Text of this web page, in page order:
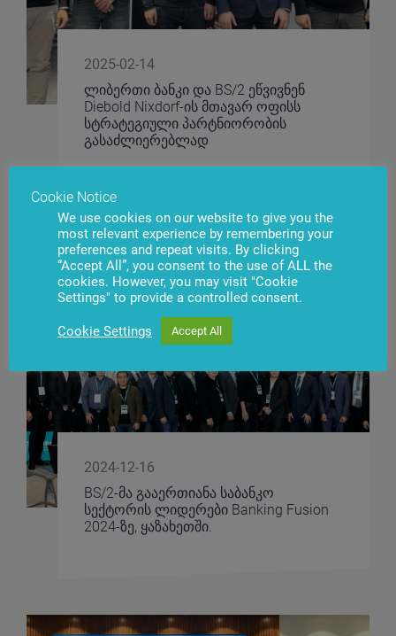
2025-02-14
ლიბერთი ბანკი და BS/2 ეწვივნენ
Diebold Nixdorf-ის მთავარ ოფისს
სტრატეგიული პარტნიორობის
გასაძლიერებლად
2024-12-16
BS/2-მა გააერთიანა საბანკო
სექტორის ლიდერები Banking Fusion
2024-ზე, ყაზახეთში.
Cookie Notice
We use cookies on our website to give you the
most relevant experience by remembering your
preferences and repeat visits. By clicking
“Accept All”, you consent to the use of ALL the
cookies. However, you may visit "Cookie
Settings" to provide a controlled consent.
Cookie Settings Accept All